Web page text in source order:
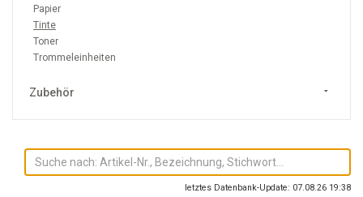
Papier
Tinte
Toner
Trommeleinheiten
Zubehör
letztes Datenbank-Update: 07.08.26 19:38